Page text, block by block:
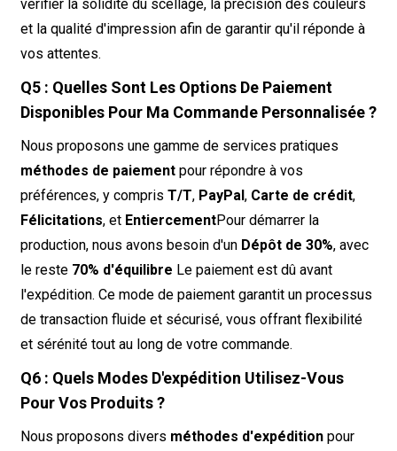
vérifier la solidité du scellage, la précision des couleurs
et la qualité d'impression afin de garantir qu'il réponde à
vos attentes.
Q5 : Quelles Sont Les Options De Paiement
Disponibles Pour Ma Commande Personnalisée ?
Nous proposons une gamme de services pratiques
méthodes de paiementpour répondre à vos
préférences, y compris T/T, PayPal, Carte de crédit,
Félicitations, et EntiercementPour démarrer la
production, nous avons besoin d'un Dépôt de 30%, avec
le reste 70% d'équilibre Le paiement est dû avant
l'expédition. Ce mode de paiement garantit un processus
de transaction fluide et sécurisé, vous offrant flexibilité
et sérénité tout au long de votre commande.
Q6 : Quels Modes D'expédition Utilisez-Vous
Pour Vos Produits ?
Nous proposons divers méthodes d'expéditionpour